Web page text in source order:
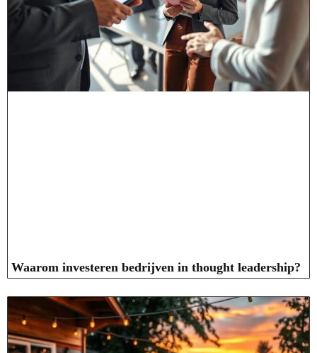
Waarom investeren bedrijven in thought leadership?